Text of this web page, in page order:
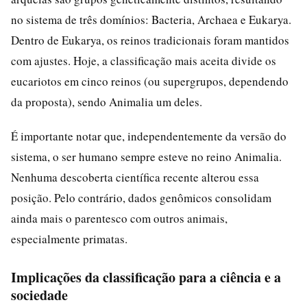
no sistema de três domínios: Bacteria, Archaea e Eukarya.
Dentro de Eukarya, os reinos tradicionais foram mantidos
com ajustes. Hoje, a classificação mais aceita divide os
eucariotos em cinco reinos (ou supergrupos, dependendo
da proposta), sendo Animalia um deles.
É importante notar que, independentemente da versão do
sistema, o ser humano sempre esteve no reino Animalia.
Nenhuma descoberta científica recente alterou essa
posição. Pelo contrário, dados genômicos consolidam
ainda mais o parentesco com outros animais,
especialmente primatas.
Implicações da classificação para a ciência e a
sociedade